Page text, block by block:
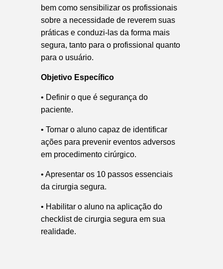
bem como sensibilizar os profissionais
sobre a necessidade de reverem suas
práticas e conduzi-las da forma mais
segura, tanto para o profissional quanto
para o usuário.
Objetivo Específico
• Definir o que é segurança do
paciente.
•Tornar o aluno capaz de identificar
ações para prevenir eventos adversos
em procedimento cirúrgico.
•Apresentar os 10 passos essenciais
da cirurgia segura.
• Habilitar o aluno na aplicação do
checklistde cirurgia segura em sua
realidade.